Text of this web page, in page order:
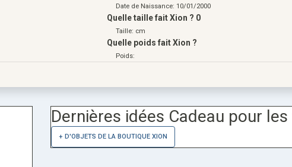
Date de Naissance: 10/01/2000
Quelle taille fait Xion ? 0
Taille: cm
Quelle poids fait Xion ?
Poids:
Dernières idées Cadeau pour
+ D'OBJETS DE LA BOUTIQUE XION